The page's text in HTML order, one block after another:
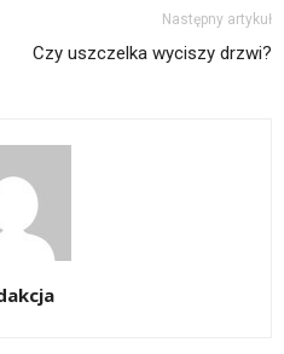
Następny artykuł
Czy uszczelka wyciszy drzwi?